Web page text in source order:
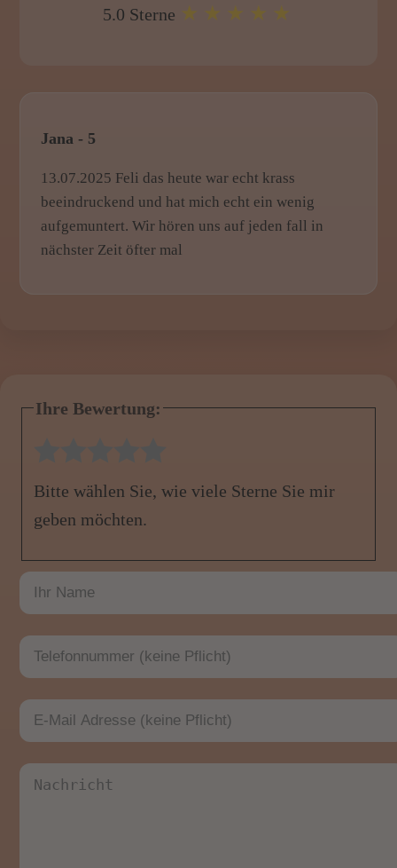
5.0 Sterne ★★★★★
Jana - 5
13.07.2025 Feli das heute war echt krass
beeindruckend und hat mich echt ein wenig
aufgemuntert. Wir hören uns auf jeden fall in
nächster Zeit öfter mal
Ihre Bewertung:
Bitte wählen Sie, wie viele Sterne Sie mir
geben möchten.